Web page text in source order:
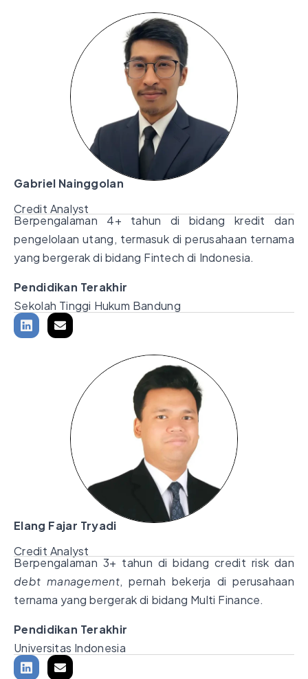
Gabriel Nainggolan
Credit Analyst
Berpengalaman 4+ tahun di bidang kredit dan
pengelolaan utang, termasuk di perusahaan ternama
yang bergerak di bidang Fintech di Indonesia.
Pendidikan Terakhir
Sekolah Tinggi Hukum Bandung
Elang Fajar Tryadi
Credit Analyst
Berpengalaman 3+ tahun di bidang credit risk dan
debt management, pernah bekerja di perusahaan
ternama yang bergerak di bidang Multi Finance.
Pendidikan Terakhir
Universitas Indonesia